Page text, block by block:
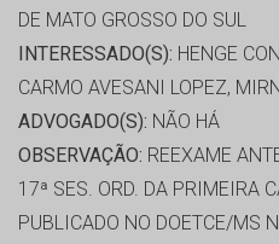
DE MATO GROSSO DO SUL
INTERESSADO(S): HENGE
CARMO AVESANI LOPEZ,
ADVOGADO(S): NÃO HÁ
OBSERVAÇÃO: REEXAME
17ª SES. ORD. DA PRIMEIRA
PUBLICADO NO DOETCE/MS